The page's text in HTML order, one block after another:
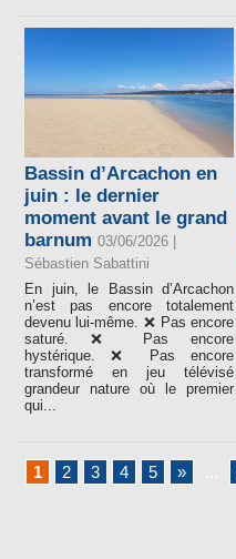
Bassin d’Arcachon en
juin : le dernier
moment avant le grand
barnum 03/06/2026 |
Sébastien Sabattini
En juin, le Bassin d’Arcachon
n’est pas encore totalement
devenu lui-même. ❌ Pas encore
saturé. ❌ Pas encore
hystérique. ❌ Pas encore
transformé en jeu télévisé
grandeur nature où le premier
qui...
1 2 3 4 5 »